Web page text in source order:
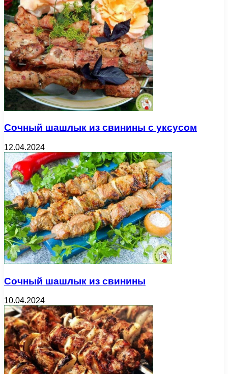
Сочный шашлык из свинины с уксусом
12.04.2024
Сочный шашлык из свинины
10.04.2024